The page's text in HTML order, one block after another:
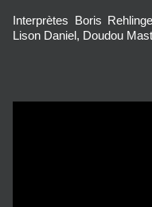
Interprètes Boris
Lison Daniel, Doudou